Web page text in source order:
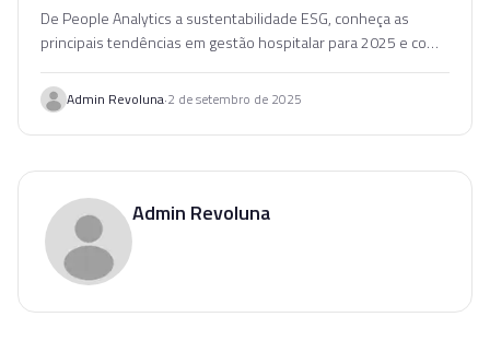
De People Analytics a sustentabilidade ESG, conheça as
principais tendências em gestão hospitalar para 2025 e como
Admin Revoluna·2 de setembro de 2025
Admin Revoluna